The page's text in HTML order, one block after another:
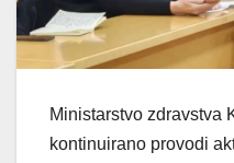
Ministarstvo zdravstva
kontinuirano provodi